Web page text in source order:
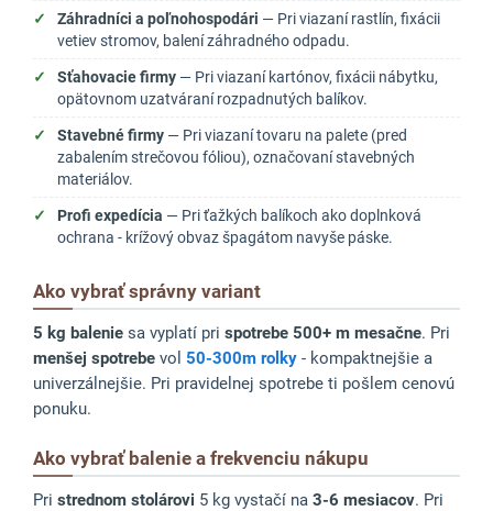
Záhradníci a poľnohospodári — Pri viazaní rastlín, fixácii
vetiev stromov, balení záhradného odpadu.
Sťahovacie firmy — Pri viazaní kartónov, fixácii nábytku,
opätovnom uzatváraní rozpadnutých balíkov.
Stavebné firmy — Pri viazaní tovaru na palete (pred
zabalením strečovou fóliou), označovaní stavebných
materiálov.
Profi expedícia — Pri ťažkých balíkoch ako doplnková
ochrana - krížový obvaz špagátom navyše páske.
Ako vybrať správny variant
5 kg balenie sa vyplatí pri spotrebe 500+ m mesačne. Pri
menšej spotrebe vol 50-300m rolky - kompaktnejšie a
univerzálnejšie. Pri pravidelnej spotrebe ti pošlem cenovú
ponuku.
Ako vybrať balenie a frekvenciu nákupu
Pri strednom stolárovi 5 kg vystačí na 3-6 mesiacov. Pri